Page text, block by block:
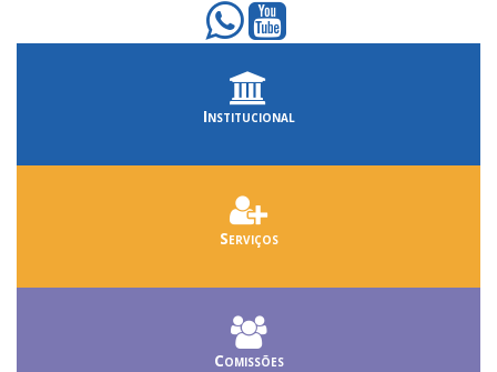
Institucional
Serviços
Comissões